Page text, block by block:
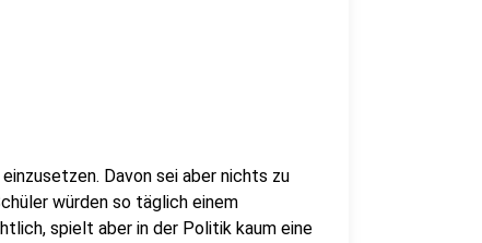
Davon sei aber nichts zu
würden so täglich einem
spielt aber in der Politik kaum eine